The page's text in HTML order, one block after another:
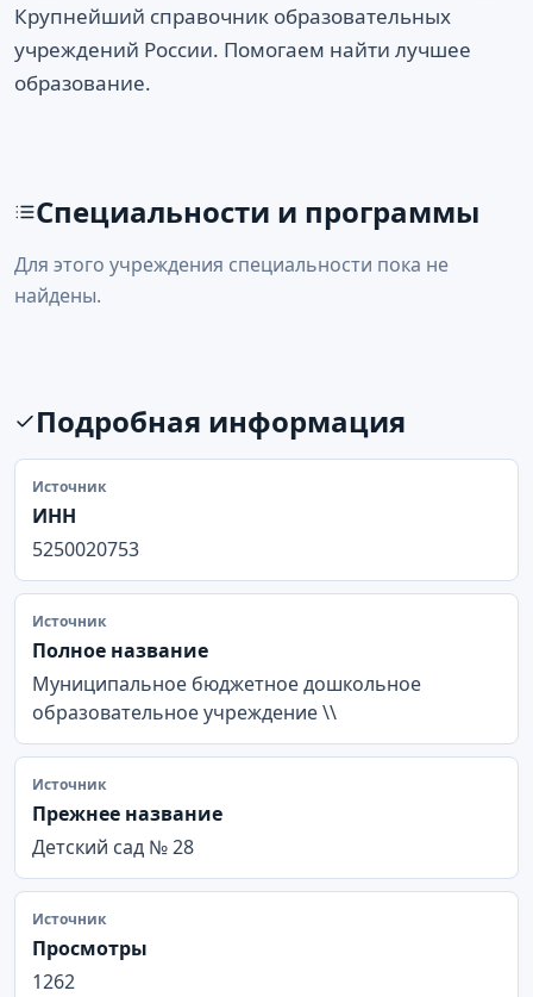
Крупнейший справочник образовательных
учреждений России. Помогаем найти лучшее
образование.
Специальности и программы
Для этого учреждения специальности пока не
найдены.
Подробная информация
Источник
ИНН
5250020753
Источник
Полное название
Муниципальное бюджетное дошкольное
образовательное учреждение \\
Источник
Прежнее название
Детский сад № 28
Источник
Просмотры
1262